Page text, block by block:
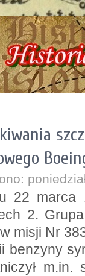
3 !!! e-mail:
22 marca
2.
w misji Nr
benzyny